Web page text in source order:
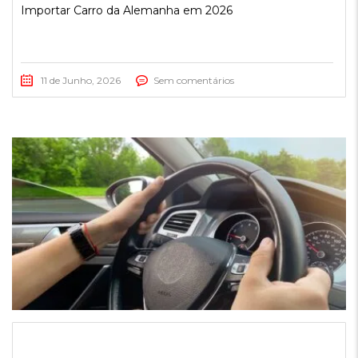
Importar Carro da Alemanha em 2026
11 de Junho, 2026 Sem comentários